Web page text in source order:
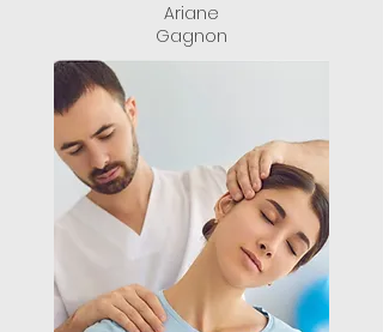
Ariane
Gagnon